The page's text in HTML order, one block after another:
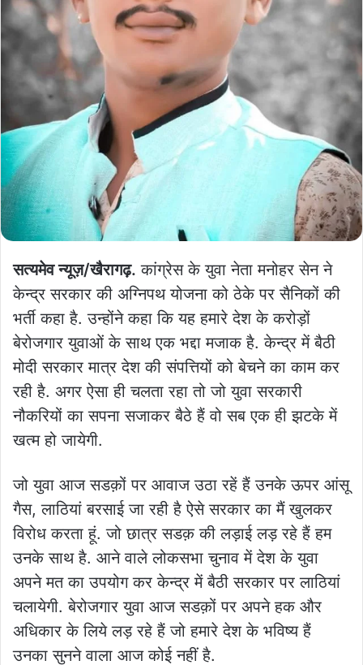
सत्यमेव न्यूज़/खैरागढ़. कांग्रेस के युवा नेता मनोहर सेन ने
केन्द्र सरकार की अग्निपथ योजना को ठेके पर सैनिकों की
भर्ती कहा है. उन्होंने कहा कि यह हमारे देश के करोड़ों
बेरोजगार युवाओं के साथ एक भद्दा मजाक है. केन्द्र में बैठी
मोदी सरकार मात्र देश की संपत्तियों को बेचने का काम कर
रही है. अगर ऐसा ही चलता रहा तो जो युवा सरकारी
नौकरियों का सपना सजाकर बैठे हैं वो सब एक ही झटके में
खत्म हो जायेगी.
जो युवा आज सडक़ों पर आवाज उठा रहें हैं उनके ऊपर आंसू
गैस, लाठियां बरसाई जा रही है ऐसे सरकार का मैं खुलकर
विरोध करता हूं. जो छात्र सडक़ की लड़ाई लड़ रहे हैं हम
उनके साथ है. आने वाले लोकसभा चुनाव में देश के युवा
अपने मत का उपयोग कर केन्द्र में बैठी सरकार पर लाठियां
चलायेगी. बेरोजगार युवा आज सडक़ों पर अपने हक और
अधिकार के लिये लड़ रहे हैं जो हमारे देश के भविष्य हैं
उनका सुनने वाला आज कोई नहीं है.